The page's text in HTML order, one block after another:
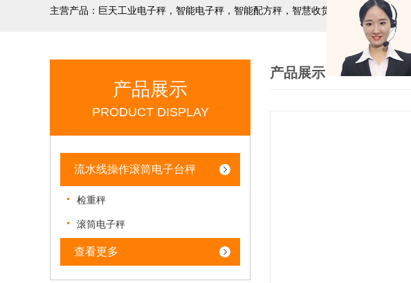
产品展示
PRODUCT DISPLAY
流水线操作滚筒电子台秤
检重秤
滚筒电子秤
查看更多
产品展示